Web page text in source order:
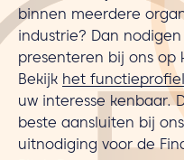
binnen meerdere
industrie? Dan
presenteren bij ons op
Bekijk het
uw interesse kenbaar.
beste aansluiten bij
uitnodiging voor de